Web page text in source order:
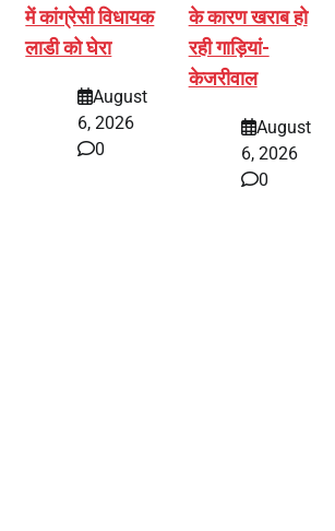
में कांग्रेसी विधायक
लाडी को घेरा
August
6, 2026
0
के कारण खराब हो
रही गाड़ियां-
केजरीवाल
August
6, 2026
0